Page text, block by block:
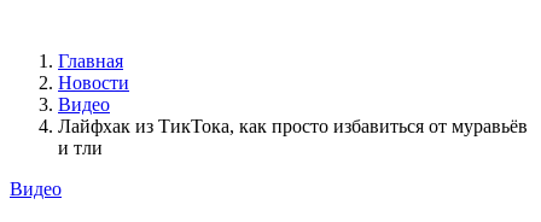
Главная
Новости
Видео
Лайфхак из ТикТока, как просто избавиться от муравьёв
и тли
Видео